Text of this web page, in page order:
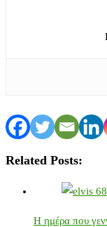
Related Posts:
Η ημέρα που